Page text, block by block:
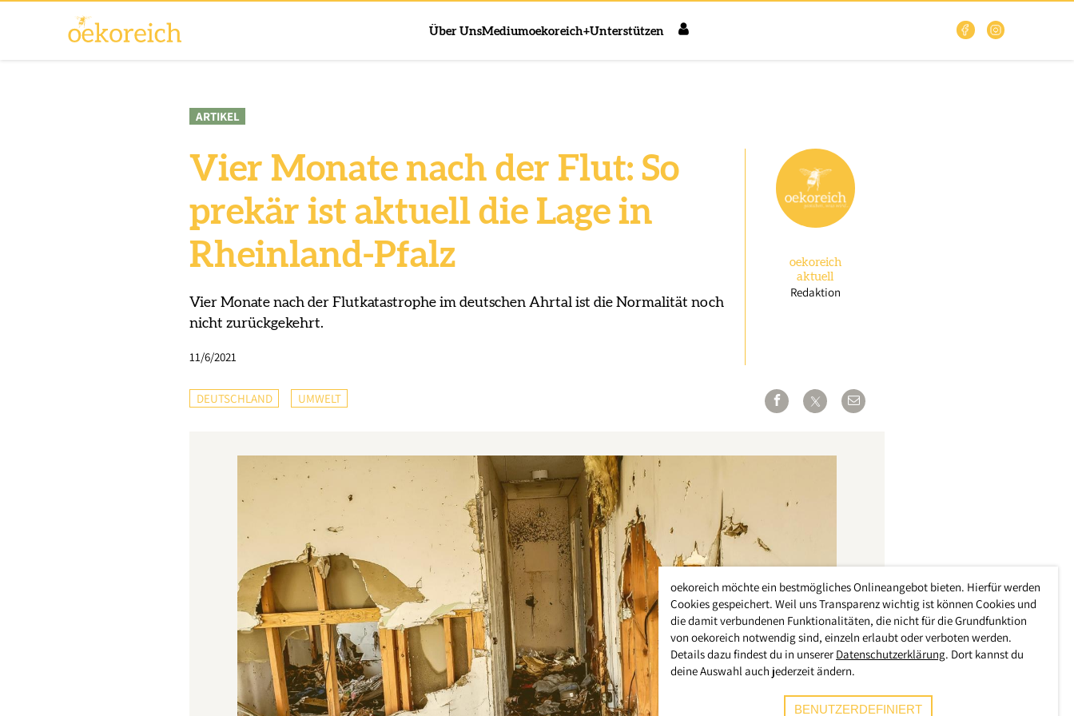
Über UnsMediumoekoreich+Unterstützen
ARTIKEL
Vier Monate nach der Flut: So
prekär ist aktuell die Lage in
Rheinland-Pfalz
Vier Monate nach der Flutkatastrophe im deutschen Ahrtal ist die Normalität noch
nicht zurückgekehrt.
11/6/2021
oekoreich
aktuell
Redaktion
DEUTSCHLAND UMWELT
oekoreich möchte ein bestmögliches Onlineangebot bieten. Hierfür werden
Cookies gespeichert. Weil uns Transparenz wichtig ist können Cookies und
die damit verbundenen Funktionalitäten, die nicht für die Grundfunktion
von oekoreich notwendig sind, einzeln erlaubt oder verboten werden.
Details dazu findest du in unserer Datenschutzerklärung. Dort kannst du
deine Auswahl auch jederzeit ändern.
BENUTZERDEFINIERT